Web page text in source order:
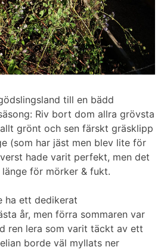
till en bädd
Riv bort dom allra grövsta
grönt och sen färskt gräsklipp
(som har jäst men blev lite för
hade varit perfekt, men det
för mörker & fukt.
ha ett dedikerat
år, men förra sommaren var
ren lera som varit täckt av ett
borde väl myllats ner